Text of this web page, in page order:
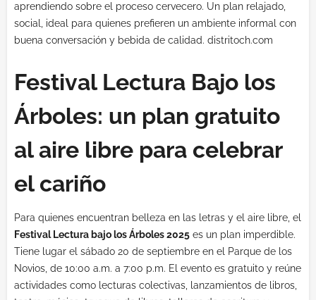
aprendiendo sobre el proceso cervecero. Un plan relajado,
social, ideal para quienes prefieren un ambiente informal con
buena conversación y bebida de calidad. distritoch.com
Festival Lectura Bajo los
Árboles: un plan gratuito
al aire libre para celebrar
el cariño
Para quienes encuentran belleza en las letras y el aire libre, el
Festival Lectura bajo los Árboles 2025 es un plan imperdible.
Tiene lugar el sábado 20 de septiembre en el Parque de los
Novios, de 10:00 a.m. a 7:00 p.m. El evento es gratuito y reúne
actividades como lecturas colectivas, lanzamientos de libros,